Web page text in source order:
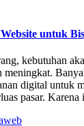
untuk
kebutuhan
meningkat.
digital untuk
pasar.